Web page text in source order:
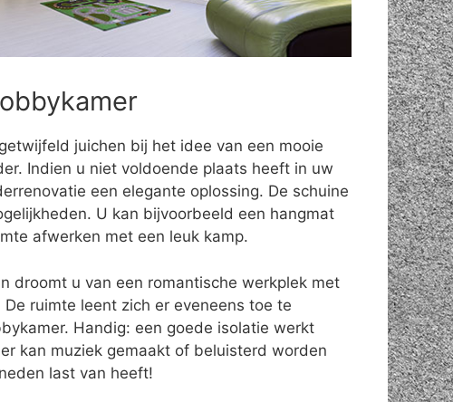
juichen bij het idee van een mooie
Indien u niet voldoende plaats heeft in uw
een elegante oplossing. De schuine
U kan bijvoorbeeld een hangmat
afwerken met een leuk kamp.
droomt u van een romantische werkplek met
ruimte leent zich er eveneens toe te
Handig: een goede isolatie werkt
kan muziek gemaakt of beluisterd worden
last van heeft!